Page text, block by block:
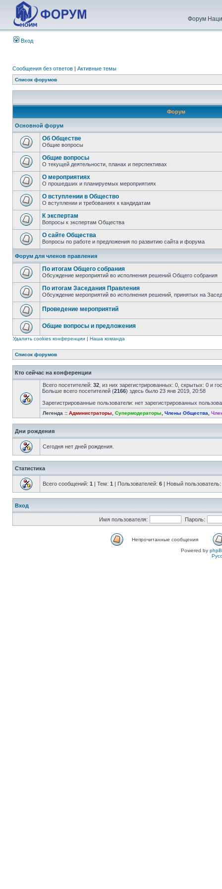
Форум
Вход
Сообщения без ответов | Активные темы
Список форумов
Форум
Основной форум
Об Обществе
Общие вопросы
Общие вопросы
О текущей деятельности, планах и перспективах
О мероприятиях
О прошедших и планируемых мероприятиях
О вступлении в Общество
О вступлении и требованиях к кандидатам
К экспертам
Вопросы к экспертам Общества
О сайте Общества
Вопросы по работе и предложения по развитию сайта и форума
Форум для членов правления
По итогам Общего собрания
Обсуждение мероприятий во исполнения решений Общего собрания
По итогам Заседания Правления
Обсуждение мероприятий во исполнения решений, принятых на
Проведение мероприятий
Общие вопросы и предложения
Удалить cookies конференции | Наша команда
Список форумов
Кто сейчас на конференции
Всего посетителей: 32 , из них зарегистрированных: 0, скрытых: 0 и
Больше всего посетителей (2166) здесь было 23 янв 2019, 20:58
Зарегистрированные пользователи: нет зарегистрированных
Легенда :: Администраторы Супермодераторы Члены Общества
Дни рождения
Сегодня нет дней рождения.
Статистика
Всего сообщений: 1 | Тем: 1 | Пользователей: 6 | Новый пользователь:
Вход
Имя пользователя: Пароль:
Непрочитанные сообщения
Powered by